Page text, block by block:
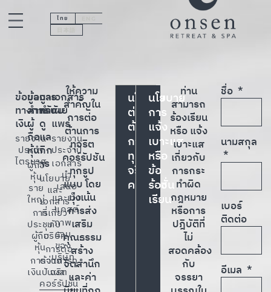
ไทย
ข้อมูล
ทางการ
เงิน
รายงาน
ประจำ
ไตรมาส
ข้อมูล
สำหรับ
ผู้
ถือ
หุ้น
ผู้ถือ
หุ้น
ราย
ใหญ่
การ
ประชุม
ผู้ถือ
หุ้น
การจ่าย
เงินปันผล
การ
กำกับ
ดู
แล
กิก
าร
นโยบาย
และ
เอกสาร
ที่เกี่ยว
กับ
บริษัท
การต่อ
ต้านการทุ
จริต
คอร์รัปชั่น
เอกสาร
เผย
แพร่
รายงาน
ประจำปี
เอกสาร
นำ
เสนอ
และเว็บ
แคสต์
ภาพ
รวม
ของ
บริษัท
ให้ความ
สำคัญใน
การต่อ
ต้านการ
ทุจริต
คอร์รัปชัน
ทุกรูป
แบบ โดย
มุ่งเน้น
การส่ง
เสริม
คุณธรรม
สร้าง
จิตสำนึก
และค่า
นโยบาย
ต่อ
ต้าน
การ
ทุ
จริต
คอร์รัปชั่น
นโยบาย
การ
แจ้ง
เบาะแส
หรือ
ข้อ
ร้อง
เรียน
ท่าน
สามารถ
ร้องเรียน
หรือ แจ้ง
เบาะแส
เกี่ยวกับ
การกระ
ทำผิด
กฎหมาย
หรือการ
ปฎิบัติที่
ไม่
สอดคล้อง
กับ
จรรยา
ชื่อ
นามสกุล
เบอร์
ติดต่อ
อีเมล